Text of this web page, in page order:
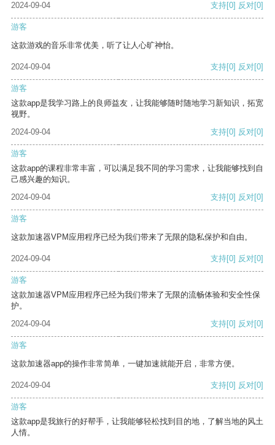
2024-09-04 支持[0] 反对[0]
游客
这款游戏的音乐非常优美，听了让人心旷神怡。
2024-09-04 支持[0] 反对[0]
游客
这款app是我学习路上的良师益友，让我能够随时随地学习新知识，拓宽
视野。
2024-09-04
支持[0] 反对[0]
游客
这款app的课程非常丰富，可以满足我不同的学习需求，让我能够找到自
己感兴趣的知识。
2024-09-04
支持[0] 反对[0]
游客
这款加速器VPM应用程序已经为我们带来了无限的隐私保护和自由。
2024-09-04 支持[0] 反对[0]
游客
这款加速器VPM应用程序已经为我们带来了无限的流畅体验和安全性保
护。
2024-09-04
支持[0] 反对[0]
游客
这款加速器app的操作非常简单，一键加速就能开启，非常方便。
2024-09-04 支持[0] 反对[0]
游客
这款app是我旅行的好帮手，让我能够轻松找到目的地，了解当地的风土
人情。